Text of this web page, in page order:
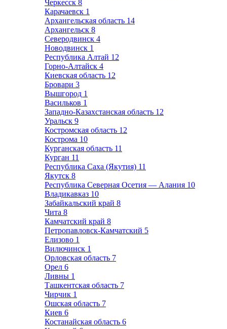
Черкесск 8
Карачаевск 1
Архангельская область 14
Архангельск 8
Северодвинск 4
Новодвинск 1
Республика Алтай 12
Горно-Алтайск 4
Киевская область 12
Бровари 3
Вышгород 1
Васильков 1
Западно-Казахстанская область 12
Уральск 9
Костромская область 12
Кострома 10
Курганская область 11
Курган 11
Республика Саха (Якутия) 11
Якутск 8
Республика Северная Осетия — Алания 10
Владикавказ 10
Забайкальский край 8
Чита 8
Камчатский край 8
Петропавловск-Камчатский 5
Елизово 1
Вилючинск 1
Орловская область 7
Орел 6
Ливны 1
Ташкентская область 7
Чирчик 1
Ошская область 7
Киев 6
Костанайская область 6